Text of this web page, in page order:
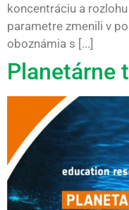
koncentráciu a
parametre zmenili v
oboznámia s [...]
Planetárne